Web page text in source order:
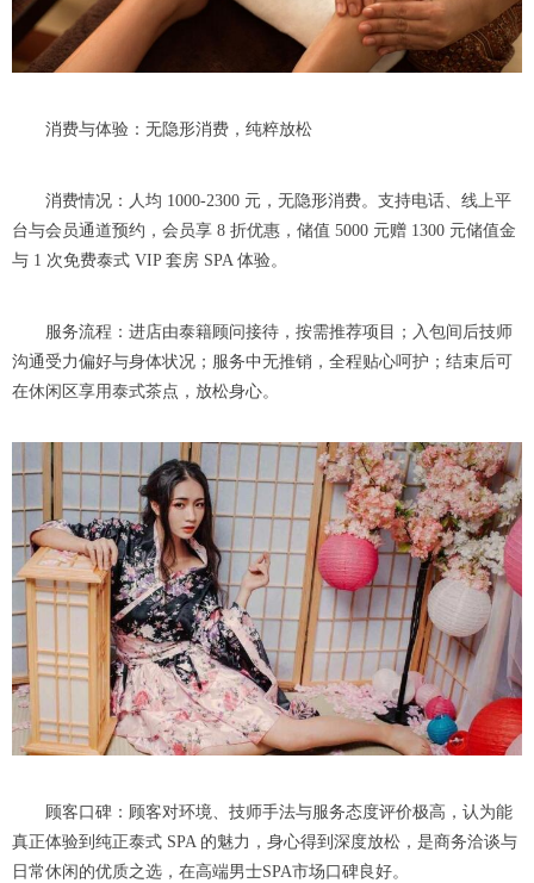
消费与体验：无隐形消费，纯粹放松
消费情况：人均 1000-2300 元，无隐形消费。支持电话、线上平
台与会员通道预约，会员享 8 折优惠，储值 5000 元赠 1300 元储值金
与 1 次免费泰式 VIP 套房 SPA 体验。
服务流程：进店由泰籍顾问接待，按需推荐项目；入包间后技师
沟通受力偏好与身体状况；服务中无推销，全程贴心呵护；结束后可
在休闲区享用泰式茶点，放松身心。
顾客口碑：顾客对环境、技师手法与服务态度评价极高，认为能
真正体验到纯正泰式 SPA 的魅力，身心得到深度放松，是商务洽谈与
日常休闲的优质之选，在高端男士SPA市场口碑良好。